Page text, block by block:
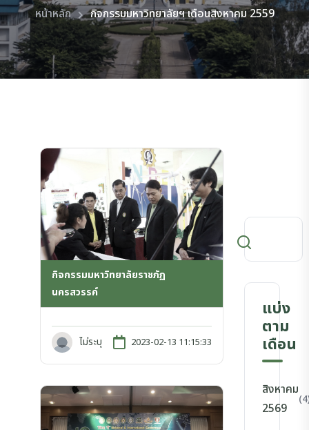
หน้าหลัก กิจกรรมมหาวิทยาลัยฯ เดือนสิงหาคม 2559
กิจกรรมมหาวิทยาลัยราชภัฏ
นครสวรรค์
ไม่ระบุ 2023-02-13 11:15:33
แบ่ง
ตาม
เดือน
สิงหาคม
2569